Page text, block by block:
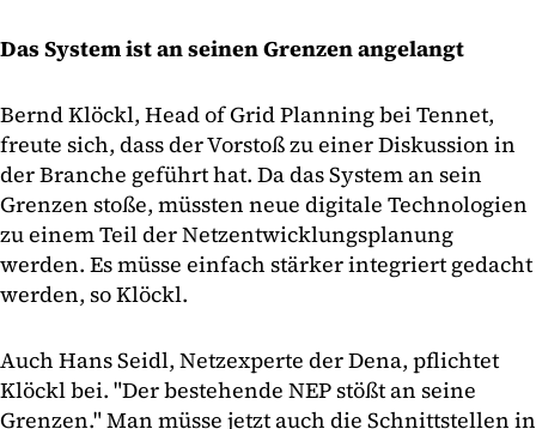
Das System ist an seinen Grenzen angelangt
Bernd Klöckl, Head of Grid Planning bei Tennet,
freute sich, dass der Vorstoß zu einer Diskussion in
der Branche geführt hat. Da das System an sein
Grenzen stoße, müssten neue digitale Technologien
zu einem Teil der Netzentwicklungsplanung
werden. Es müsse einfach stärker integriert gedacht
werden, so Klöckl.
Auch Hans Seidl, Netzexperte der Dena, pflichtet
Klöckl bei. "Der bestehende NEP stößt an seine
Grenzen." Man müsse jetzt auch die Schnittstellen in